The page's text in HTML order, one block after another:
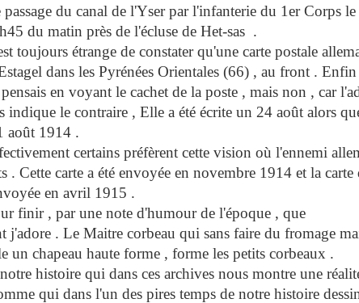
du canal de l'Yser par l'infanterie du 1er Corps le
du matin près de l'écluse de Het-sas .
toujours étrange de constater qu'une carte postale
dans les Pyrénées Orientales (66) , au front . Enfin
en voyant le cachet de la poste , mais non , car
indique le contraire , Elle a été écrite un 24 août alors
août 1914 .
certains préfèrent cette vision où l'ennemi
. Cette carte a été envoyée en novembre 1914 et la carte
en avril 1915 .
finir , par une note d'humour de l'époque , que
j'adore . Le Maitre corbeau qui sans faire du fromage
un chapeau haute forme , forme les petits corbeaux .
histoire qui dans ces archives nous montre une
qui dans l'un des pires temps de notre histoire